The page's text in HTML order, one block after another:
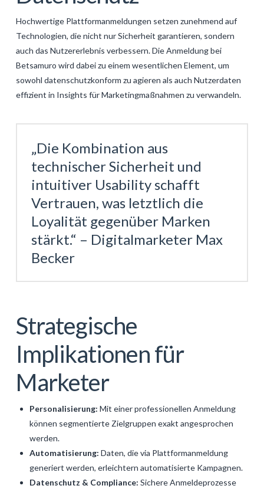
Hochwertige Plattformanmeldungen setzen zunehmend auf
Technologien, die nicht nur Sicherheit garantieren, sondern
auch das Nutzererlebnis verbessern. Die Anmeldung bei
Betsamuro wird dabei zu einem wesentlichen Element, um
sowohl datenschutzkonform zu agieren als auch Nutzerdaten
effizient in Insights für Marketingmaßnahmen zu verwandeln.
„Die Kombination aus
technischer Sicherheit und
intuitiver Usability schafft
Vertrauen, was letztlich die
Loyalität gegenüber Marken
stärkt.“ – Digitalmarketer Max
Becker
Strategische
Implikationen für
Marketer
Personalisierung: Mit einer professionellen Anmeldung
können segmentierte Zielgruppen exakt angesprochen
werden.
Automatisierung: Daten, die via Plattformanmeldung
generiert werden, erleichtern automatisierte Kampagnen.
Datenschutz & Compliance: Sichere Anmeldeprozesse